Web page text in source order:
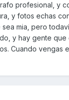
profesional, y
y fotos echas
mia, pero
y hay gente
Cuando vengas